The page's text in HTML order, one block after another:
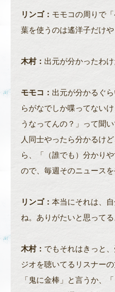
リンゴ： モモコの周りで
葉を使うのは遙洋子だけや
木村： 出元が分かったわけ
モモコ： 出元が分かるぐ
らがなでしか喋ってない
うなってんの？」って聞
人同士やったら分かるけ
ら、「（誰でも）分かり
ので、毎週そのニュースを
リンゴ： 本当にそれは、
ね。ありがたいと思ってる
木村： でもそれはきっと
ジオを聴いてるリスナーの
「鬼に金棒」と言うか、